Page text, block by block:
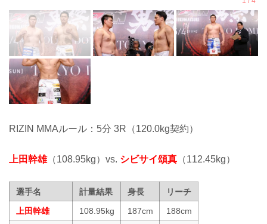
RIZIN MMAルール：5分 3R（120.0kg契約）
上田幹雄（108.95kg）vs. シビサイ頌真 （112.45kg）
選手名 計量結果 身長
リーチ
上田幹雄
108.95kg 187cm
188cm